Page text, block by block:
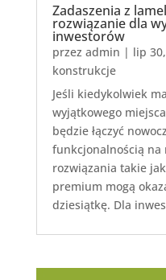
Zadaszenia z
rozwiązanie dla
inwestorów
przez admin | lip
konstrukcje
Jeśli kiedykolwiek
wyjątkowego
będzie łączyć
funkcjonalnością na
rozwiązania takie
premium mogą
dziesiątkę. Dla